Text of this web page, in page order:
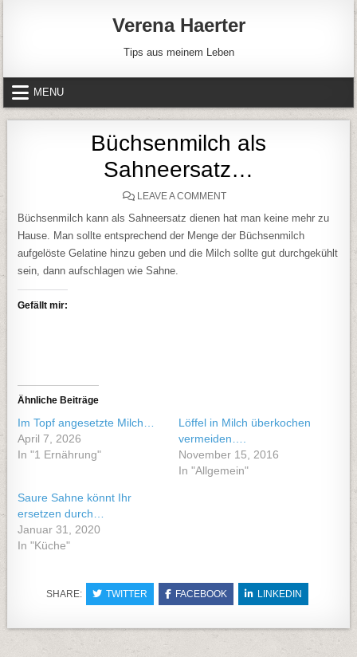
Verena Haerter
Tips aus meinem Leben
MENU
Büchsenmilch als
Sahneersatz…
LEAVE A COMMENTON BÜCHSENMILCH ALS
Büchsenmilch kann als Sahneersatz dienen hat man keine mehr zu
Hause. Man sollte entsprechend der Menge der Büchsenmilch
aufgelöste Gelatine hinzu geben und die Milch sollte gut durchgekühlt
sein, dann aufschlagen wie Sahne.
Gefällt mir:
Ähnliche Beiträge
Im Topf angesetzte Milch…
April 7, 2026
In "1 Ernährung"
Löffel in Milch überkochen
vermeiden….
November 15, 2016
In "Allgemein"
Saure Sahne könnt Ihr
ersetzen durch…
Januar 31, 2020
In "Küche"
SHARE: TWITTER FACEBOOK LINKEDIN